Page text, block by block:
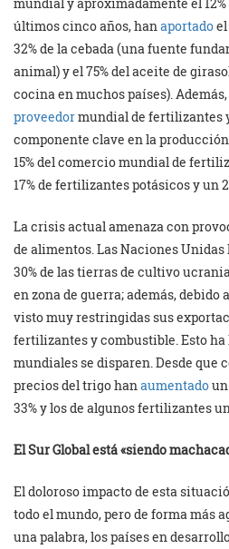
últimos cinco años, han aportado
32% de la cebada (una fuente
animal) y el 75% del aceite de
cocina en muchos países).
proveedormundial de fertilizantes
componente clave en la
15% del comercio mundial de
17% de fertilizantes potásicos y un
La crisis actual amenaza con
de alimentos. Las Naciones Unidas
30% de las tierras de cultivo
en zona de guerra; además, debido
visto muy restringidas sus
fertilizantes y combustible. Esto
mundiales se disparen. Desde que
precios del trigo han aumentadoun
33% y los de algunos fertilizantes un
El Sur Global está «siendo
El doloroso impacto de esta
todo el mundo, pero de forma más
una palabra, los países en